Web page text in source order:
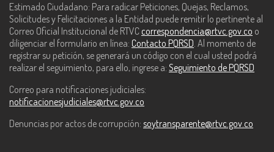
Estimado Ciudadano: Para radicar Peticiones, Quejas, Reclamos,
Solicitudes y Felicitaciones a la Entidad puede remitir lo pertinente al
Correo Oficial Institucional de RTVC correspondencia@rtvc.gov.co o
diligenciar el formulario en línea: Contacto PQRSD. Al momento de
registrar su petición, se generará un código con el cual usted podrá
realizar el seguimiento, para ello, ingrese a: Seguimiento de PQRSD
Correo para notificaciones judiciales:
notificacionesjudiciales@rtvc.gov.co
Denuncias por actos de corrupción: soytransparente@rtvc.gov.co